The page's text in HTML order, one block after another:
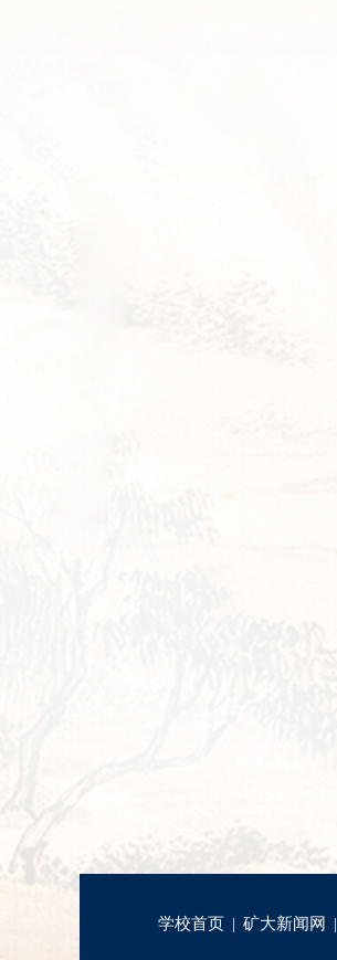
学校首页 | 矿大新闻网 |